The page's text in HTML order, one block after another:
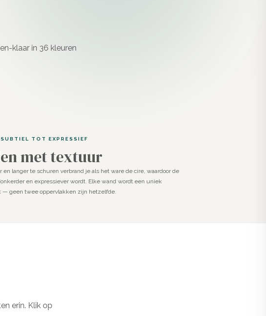
TOT EXPRESSIEF
met textuur
en langer te schuren verbrand je als het ware de cire, waardoor de
en expressiever wordt. Elke wand wordt een uniek
— geen twee oppervlakken zijn hetzelfde.
erin. Klik op